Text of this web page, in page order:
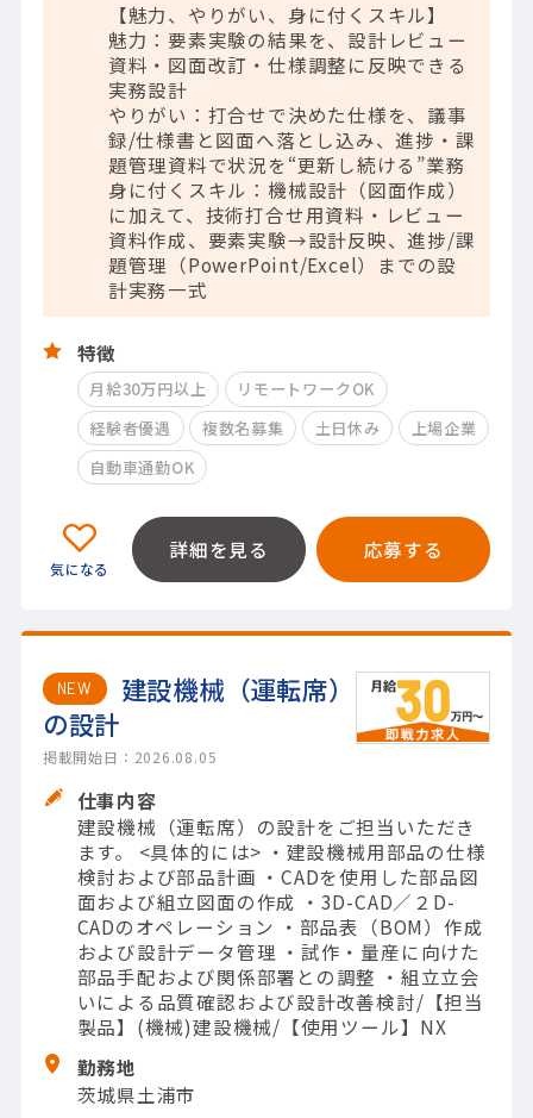
【魅力、やりがい、身に付くスキル】
魅力：要素実験の結果を、設計レビュー
資料・図面改訂・仕様調整に反映できる
実務設計
やりがい：打合せで決めた仕様を、議事
録/仕様書と図面へ落とし込み、進捗・課
題管理資料で状況を“更新し続ける”業務
身に付くスキル：機械設計（図面作成）
に加えて、技術打合せ用資料・レビュー
資料作成、要素実験→設計反映、進捗/課
題管理（PowerPoint/Excel）までの設
計実務一式
特徴
月給30万円以上
リモートワークOK
経験者優遇
複数名募集 土日休み
上場企業
自動車通勤OK
詳細を見る 応募する
NEW
建設機械（運転席）
の設計
掲載開始日：2026.08.05
仕事内容
建設機械（運転席）の設計をご担当いただき
ます。 <具体的には> ・建設機械用部品の仕様
検討および部品計画 ・CADを使用した部品図
面および組立図面の作成 ・3D-CAD／２D-
CADのオペレーション ・部品表（BOM）作成
および設計データ管理 ・試作・量産に向けた
部品手配および関係部署との調整 ・組立立会
いによる品質確認および設計改善検討/【担当
製品】(機械)建設機械/【使用ツール】NX
勤務地
茨城県土浦市